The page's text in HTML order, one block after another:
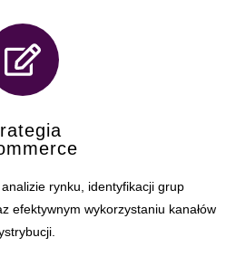
rynku, identyfikacji grup
efektywnym wykorzystaniu kanałów